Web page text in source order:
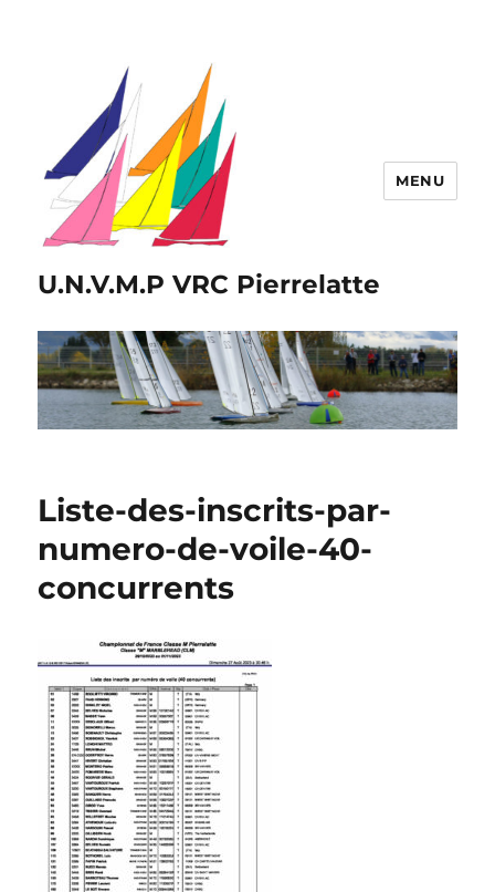
U.N.V.M.P VRC Pierrelatte
MENU
Liste-des-inscrits-par-
numero-de-voile-40-
concurrents